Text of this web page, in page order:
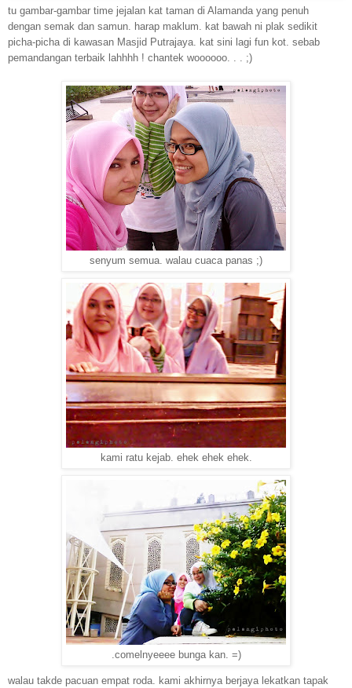
tu gambar-gambar time jejalan kat taman di Alamanda yang penuh
dengan semak dan samun. harap maklum. kat bawah ni plak sedikit
picha-picha di kawasan Masjid Putrajaya. kat sini lagi fun kot. sebab
pemandangan terbaik lahhhh ! chantek woooooo. . . ;)
senyum semua. walau cuaca panas ;)
kami ratu kejab. ehek ehek ehek.
.comelnyeeee bunga kan. =)
walau takde pacuan empat roda. kami akhirnya berjaya lekatkan tapak